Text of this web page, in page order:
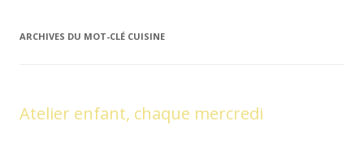
ARCHIVES DU MOT-CLÉ CUISINE
Atelier enfant, chaque mercredi